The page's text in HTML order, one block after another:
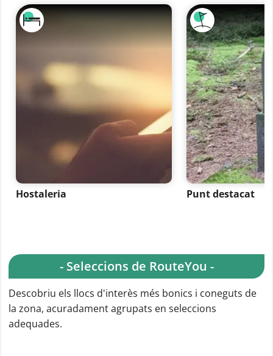
Hostaleria Punt destacat
- Seleccions de RouteYou -
Descobriu els llocs d'interès més bonics i coneguts de
la zona, acuradament agrupats en seleccions
adequades.